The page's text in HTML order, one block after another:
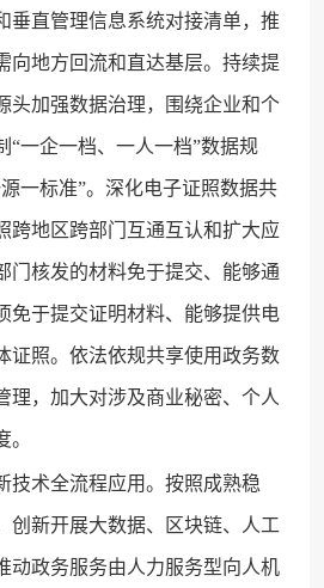
垂直管理信息系统对接清单，推
向地方回流和直达基层。持续提
头加强数据治理，围绕企业和个
“一企一档、一人一档”数据规
一标准”。深化电子证照数据共
跨地区跨部门互通互认和扩大应
门核发的材料免于提交、能够通
免于提交证明材料、能够提供电
证照。依法依规共享使用政务数
理，加大对涉及商业秘密、个人
技术全流程应用。按照成熟稳
创新开展大数据、区块链、人工
动政务服务由人力服务型向人机